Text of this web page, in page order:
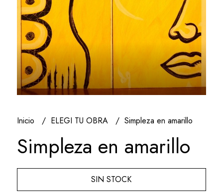
Inicio ELEGI TU OBRA Simpleza en amarillo
Simpleza en amarillo
SIN STOCK